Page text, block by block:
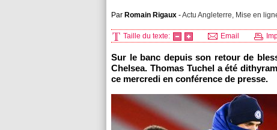
Par Romain Rigaux -Actu Angleterre, Mise en
Taille du texte: Email
Sur le banc depuis son retour de
Chelsea. Thomas Tuchel a été
ce mercredi en conférence de presse.